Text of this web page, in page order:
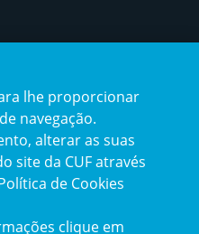
lhe proporcionar
navegação.
alterar as suas
site da CUF através
de Cookies
clique em